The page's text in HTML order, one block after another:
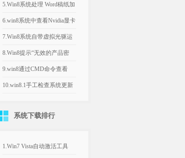
问题原因及处理办法
5.Win8系统处理 Word稿纸加
载项无法删除的办...
6.win8系统中查看Nvidia显卡
的办法图文详细...
7.Win8系统自带虚拟光驱运
用办法图文详细教程
8.Win8提示“无效的产品密
钥”且出错代码0x80...
9.win8通过CMD命令查看
Wifi记录的办法
10.win8.1手工检查系统更新
系统下载排行
1.Win7 Vista自动激活工具